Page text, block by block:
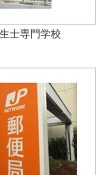
士専門学校